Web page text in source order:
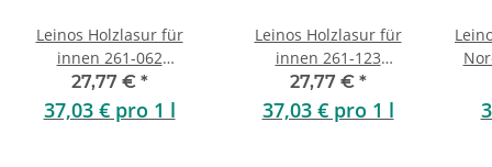
Leinos Holzlasur für
innen 261-062
Nussbaum 0,75 Liter
27,77 € *
37,03 € pro 1 l
Leinos Holzlasur für
innen 261-123
Friesenblau 0,75 Liter
27,77 € *
37,03 € pro 1 l